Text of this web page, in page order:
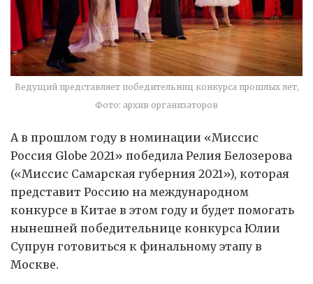
Ведущий представляет победительниц конкурса прошлых лет,
Фото: архив организаторов
А в прошлом году в номинации «Миссис
Россия Globe 2021» победила Релия Белозерова
(«Миссис Самарская губерния 2021»), которая
представит Россию на международном
конкурсе в Китае в этом году и будет помогать
нынешней победительнице конкурса Юлии
Супрун готовиться к финальному этапу в
Москве.